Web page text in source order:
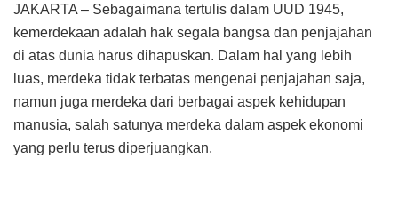
JAKARTA – Sebagaimana tertulis dalam UUD 1945,
kemerdekaan adalah hak segala bangsa dan penjajahan
di atas dunia harus dihapuskan. Dalam hal yang lebih
luas, merdeka tidak terbatas mengenai penjajahan saja,
namun juga merdeka dari berbagai aspek kehidupan
manusia, salah satunya merdeka dalam aspek ekonomi
yang perlu terus diperjuangkan.